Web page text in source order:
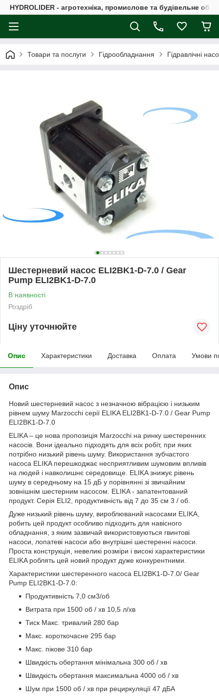
HYDROLIDER - агротехніка, промислове та будівельне
Товари та послуги Гідрообладнання Гідравлічні
Шестерневий насос ELI2BK1-D-7.0 / Gear
Pump ELI2BK1-D-7.0
В наявності
Роздріб
Ціну уточнюйте
Опис Характеристики Доставка Оплата Умови
Опис
Новий шестерневий насос з незначною вібрацією і низьким
рівнем шуму Marzocchi серії ELIKA ELI2BK1-D-7.0 / Gear Pump
ELI2BK1-D-7.0
ELIKA – це нова пропозиція Marzocchi на ринку шестеренних
насосів. Вони ідеально підходять для всіх робіт, при яких
потрібно низький рівень шуму. Використання зубчастого
насоса ELIKA перешкоджає несприятливим шумовим впливів
на людей і навколишнє середовище. ELIKA знижує рівень
шуму в середньому на 15 дБ у порівнянні зі звичайним
зовнішнім шестерним насосом. ELIKA - запатентований
продукт. Серія ELI2, продуктивність від 7 до 35 см 3 / об.
Дуже низький рівень шуму, вироблюваний насосами ELIKA,
робить цей продукт особливо підходить для навісного
обладнання, з яким зазвичай використовуються гвинтові
насоси, лопатеві насоси або внутрішні шестеренні насоси.
Проста конструкція, невеликі розміри і високі характеристики
ELIKA роблять цей новий продукт дуже конкурентними.
Характеристики шестеренного насоса ELI2BK1-D-7.0/ Gear
Pump ELI2BK1-D-7.0:
Продуктивність 7,0 см3/об
Витрата при 1500 об / хв 10,5 л/хв
Тиск Макс. тривалий 280 бар
Макс. короткочасне 295 бар
Макс. пікове 310 бар
Швидкість обертання мінімальна 300 об / хв
Швидкість обертання максимальна 4000 об / хв
Шум при 1500 об / хв при рециркуляції 47 дБА